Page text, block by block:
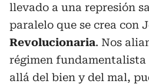
llevado a una represión
paralelo que se crea con
Revolucionaria. Nos
régimen fundamentalista
allá del bien y del mal,